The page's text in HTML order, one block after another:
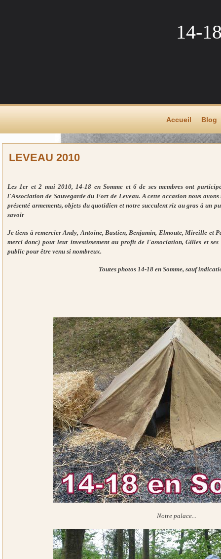
14-
Accueil Blog
LEVEAU 2010
Les 1er et 2 mai 2010, 14-18 en Somme et 6 de ses membres ont
l'Association de Sauvegarde du Fort de Leveau. A cette occasion nous
présenté armements, objets du quotidien et notre succulent riz au gras à un
savoir
Je tiens à remercier Andy, Antoine, Bastien, Benjamin, Elmoute, Mireille et
merci donc) pour leur investissement au profit de l'association, Gilles et
public pour être venu si nombreux.
Toutes photos 14-18 en Somme, sauf
Notre palace...